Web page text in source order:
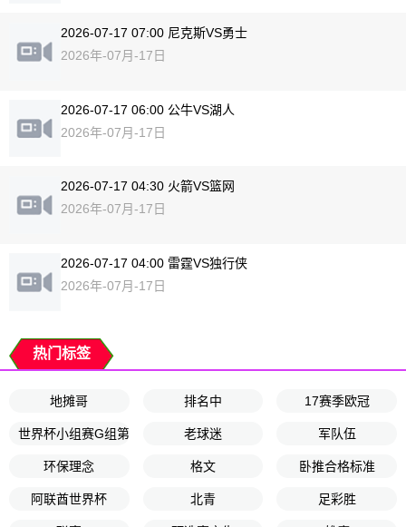
2026-07-17 07:00 尼克斯VS勇士
2026年-07月-17日
2026-07-17 06:00 公牛VS湖人
2026年-07月-17日
2026-07-17 04:30 火箭VS篮网
2026年-07月-17日
2026-07-17 04:00 雷霆VS独行侠
2026年-07月-17日
热门标签
地摊哥 排名中 17赛季欧冠
世界杯小组赛G组第3轮 老球迷 军队伍
环保理念 格文 卧推合格标准
阿联酋世界杯 北青 足彩胜